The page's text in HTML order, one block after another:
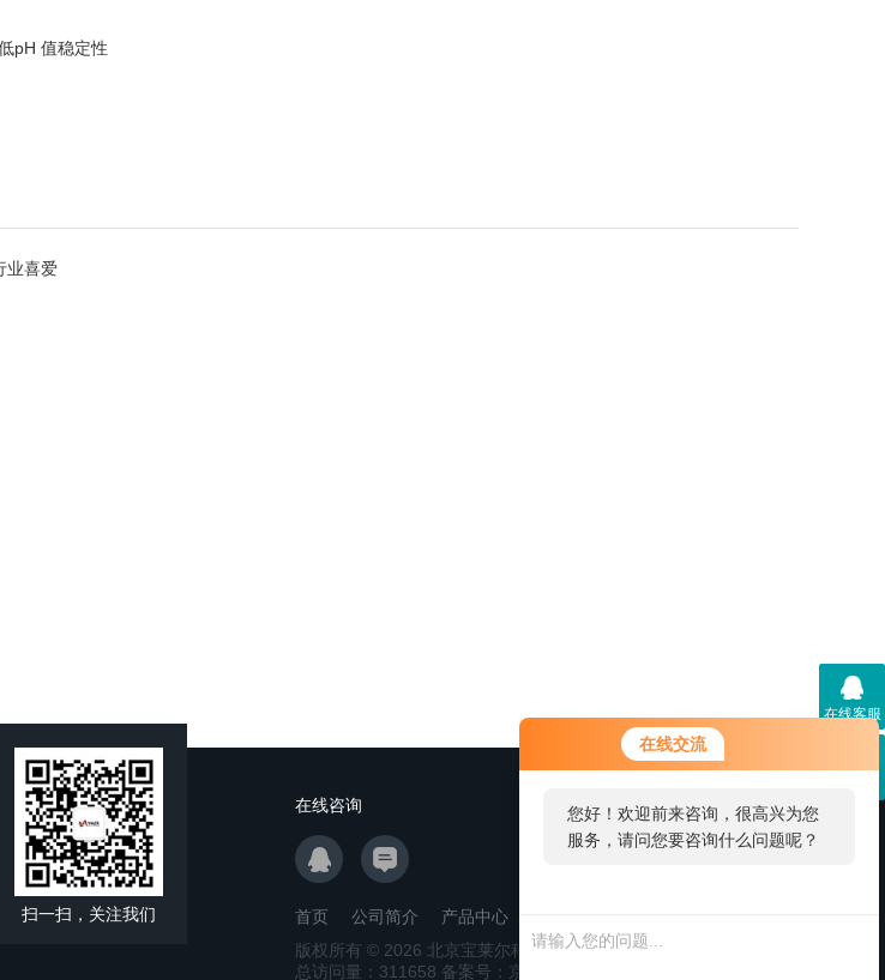
在线交流
您好！欢迎前来咨询，很高兴为您
服务，请问您要咨询什么问题呢？
pH 值稳定性
业喜爱
扫一扫，关注我们
在线咨询
首页 公司简介 产品中心
版权所有 © 2026 北京宝莱尔科技有限公司站点地图
总访问量： 311658 备案号：京ICP备14028914号-2
在线客服